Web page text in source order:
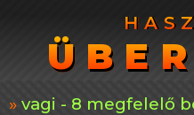
vagi - 8 megfelelő